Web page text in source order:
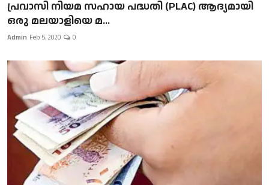
പ്രവാസി നിയമ സഹായ പദ്ധതി (PLAC) ആദ്യമായി
ഒരു മലയാളിയെ മ...
Admin Feb 5, 2020 0